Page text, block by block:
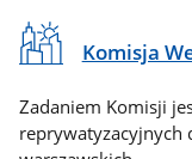
Komisja
Zadaniem Komisji
reprywatyzacyjnych